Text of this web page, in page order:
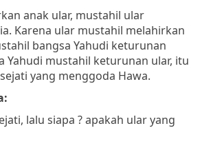
anak ular, mustahil ular
Karena ular mustahil melahirkan
bangsa Yahudi keturunan
Yahudi mustahil keturunan ular, itu
yang menggoda Hawa.
lalu siapa ? apakah ular yang